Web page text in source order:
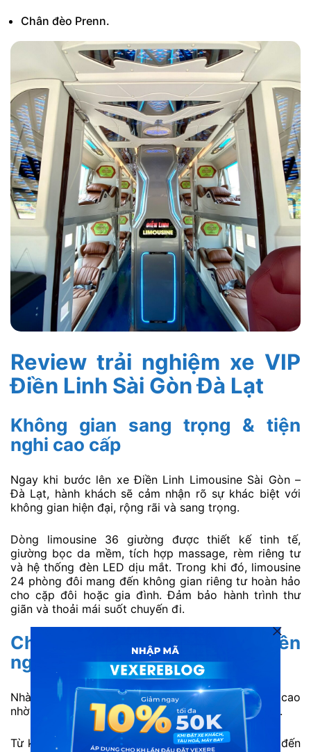
Chân đèo Prenn.
Review trải nghiệm xe VIP
Điền Linh Sài Gòn Đà Lạt
Không gian sang trọng & tiện
nghi cao cấp
Ngay khi bước lên xe Điền Linh Limousine Sài Gòn –
Đà Lạt, hành khách sẽ cảm nhận rõ sự khác biệt với
không gian hiện đại, rộng rãi và sang trọng.
Dòng limousine 36 giường được thiết kế tinh tế,
giường bọc da mềm, tích hợp massage, rèm riêng tư
và hệ thống đèn LED dịu mắt. Trong khi đó, limousine
24 phòng đôi mang đến không gian riêng tư hoàn hảo
cho cặp đôi hoặc gia đình. Đảm bảo hành trình thư
giãn và thoải mái suốt chuyến đi.
Chất lượng dịch vụ chuyên
nghiệp và tận tâm
Nhà xe Điền Linh Limousine luôn được đánh giá cao
nhờ phong cách phục vụ tận tâm và chuyên nghiệp.
Từ khâu đặt vé xe Điền Linh Limousine online cho đến